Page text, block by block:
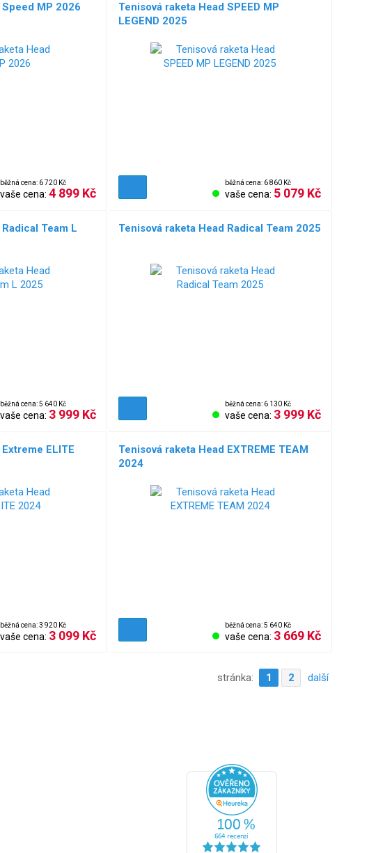
MP 2026
běžná cena: 6 720 Kč
vaše cena: 4 899 Kč
Tenisová raketa Head SPEED MP
LEGEND 2025
běžná cena: 6 860 Kč
vaše cena: 5 079 Kč
Team L
běžná cena: 5 640 Kč
vaše cena: 3 999 Kč
Tenisová raketa Head Radical Team 2025
běžná cena: 6 130 Kč
vaše cena: 3 999 Kč
ELITE
běžná cena: 3 920 Kč
vaše cena: 3 099 Kč
Tenisová raketa Head EXTREME TEAM
2024
běžná cena: 5 640 Kč
vaše cena: 3 669 Kč
stránka: 1 2 další